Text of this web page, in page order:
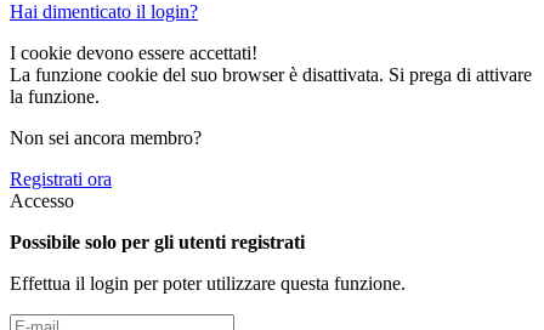
Hai dimenticato il login?
I cookie devono essere accettati!
La funzione cookie del suo browser è disattivata. Si prega di attivare
la funzione.
Non sei ancora membro?
Registrati ora
Accesso
Possibile solo per gli utenti registrati
Effettua il login per poter utilizzare questa funzione.